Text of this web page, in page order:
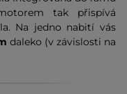
tak přispívá
Na jedno nabití vás
daleko (v závislosti na